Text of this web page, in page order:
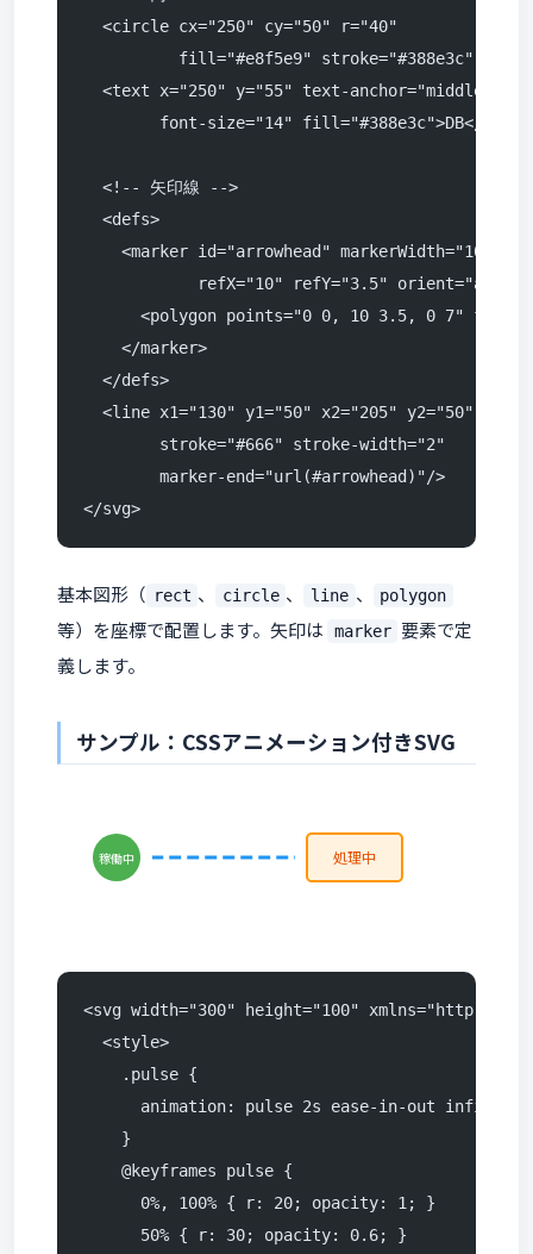
  <circle cx="250" cy="50" r="40"
fill="#e8f5e9" stroke="#388e3c"
  <text x="250" y="55" text-anchor="middle"
        font-size="14" fill="#388e3c">DB</text>
  <!-- 矢印線 -->
  <defs>
<marker id="arrowhead" markerWidth="10"
            refX="10" refY="3.5" orient="auto">
<polygon points="0 0, 10 3.5, 0 7"
    </marker>
  </defs>
  <line x1="130" y1="50" x2="205" y2="50"
        stroke="#666" stroke-width="2"
        marker-end="url(#arrowhead)"/>
</svg>
基本図形（ rect 、 circle 、 line 、 polygon
等）を座標で配置します。矢印は marker 要素で定
義します。
サンプル：CSSアニメーション付きSVG
稼働中 処理中
<svg width="300" height="100" xmlns="http://
  <style>
    .pulse {
      animation: pulse 2s ease-in-out infinite;
    }
    @keyframes pulse {
      0%, 100% { r: 20; opacity: 1; }
      50% { r: 30; opacity: 0.6; }